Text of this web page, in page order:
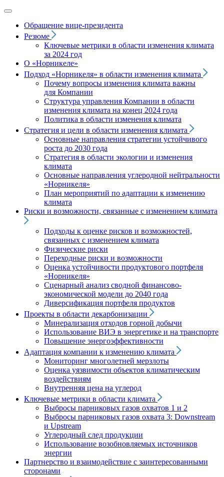
Обращение вице‑президента
Резюме
Ключевые метрики в области изменения климата
за 2024 год
О «Норникеле»
Подход «Норникеля» в области изменения климата
Почему вопросы изменения климата важны
для Компании
Структура управления Компании в области
изменения климата на конец 2024 года
Политика в области изменения климата
Стратегия и цели в области изменения климата
Основные направления стратегии устойчивого
роста до 2030 года
Стратегия в области экологии и изменения
климата
Основные направления углеродной нейтральности
«Норникеля»
План мероприятий по адаптации к изменению
климата
Риски и возможности, связанные с изменением климата
Подходы к оценке рисков и возможностей,
связанных с изменением климата
Физические риски
Переходные риски и возможности
Оценка устойчивости продуктового портфеля
«Норникеля»
Сценарный анализ сводной финансово-
экономической модели до 2040 года
Диверсификация портфеля продуктов
Проекты в области декарбонизации
Минерализация отходов горной добычи
Использование ВИЭ в энергетике и на транспорте
Повышение энергоэффективности
Адаптация компании к изменению климата
Мониторинг многолетней мерзлоты
Оценка уязвимости объектов климатическим
воздействиям
Внутренняя цена на углерод
Ключевые метрики в области климата
Выбросы парниковых газов охватов 1 и 2
Выбросы парниковых газов охвата 3: Downstream
и Upstream
Углеродный след продукции
Использование возобновляемых источников
энергии
Партнерство и взаимодействие с заинтересованными
сторонами